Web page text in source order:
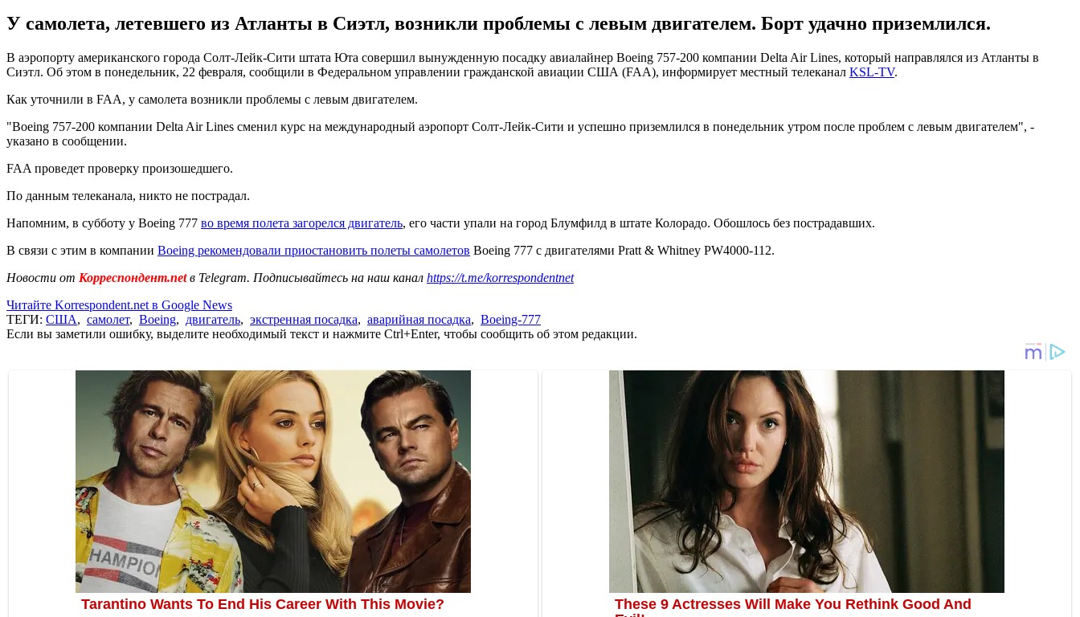
У самолета, летевшего из Атланты в Сиэтл, возникли проблемы с левым двигателем. Борт удачно приземлился.
В аэропорту американского города Солт-Лейк-Сити штата Юта совершил вынужденную посадку авиалайнер Boeing 757-200 компании Delta Air Lines, который направлялся из Атланты в
Сиэтл. Об этом в понедельник, 22 февраля, сообщили в Федеральном управлении гражданской авиации США (FAA), информирует местный телеканал KSL-TV.
Как уточнили в FAA, у самолета возникли проблемы с левым двигателем.
"Boeing 757-200 компании Delta Air Lines сменил курс на международный аэропорт Солт-Лейк-Сити и успешно приземлился в понедельник утром после проблем с левым двигателем", -
указано в сообщении.
FAA проведет проверку произошедшего.
По данным телеканала, никто не пострадал.
Напомним, в субботу у Boeing 777 во время полета загорелся двигатель, его части упали на город Блумфилд в штате Колорадо. Обошлось без пострадавших.
В связи с этим в компании Boeing рекомендовали приостановить полеты самолетов Boeing 777 с двигателями Pratt & Whitney PW4000-112.
Новости от Корреспондент.netв Telegram. Подписывайтесь на наш канал https://t.me/korrespondentnet
Читайте Korrespondent.net в Google News
ТЕГИ: США, самолет, Boeing, двигатель, экстренная посадка, аварийная посадка, Boeing-777
Если вы заметили ошибку, выделите необходимый текст и нажмите Ctrl+Enter, чтобы сообщить об этом редакции.